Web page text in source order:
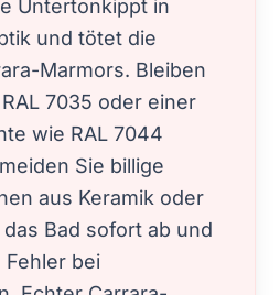
Untertonkippt in
und tötet die
Marmors. Bleiben
7035 oder einer
wie RAL 7044
Sie billige
aus Keramik oder
Bad sofort ab und
bei